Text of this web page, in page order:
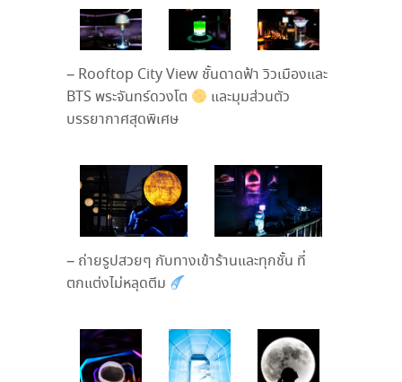
– Rooftop City View ชั้นดาดฟ้า วิวเมืองและ
BTS พระจันทร์ดวงโต
และมุมส่วนตัว
บรรยากาศสุดพิเศษ
– ถ่ายรูปสวยๆ กับทางเข้าร้านและทุกชั้น ที่
ตกแต่งไม่หลุดตีม